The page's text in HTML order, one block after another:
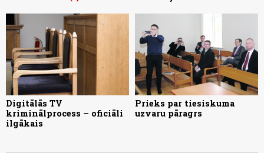
Digitālās TV
kriminālprocess – oficiāli
ilgākais
Prieks par tiesiskuma
uzvaru pāragrs